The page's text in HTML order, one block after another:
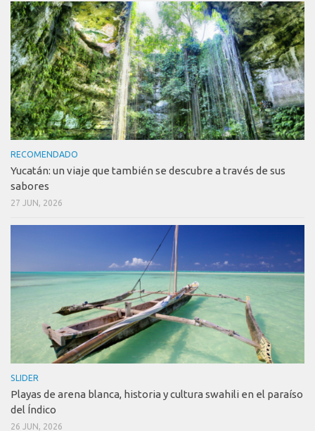
RECOMENDADO
Yucatán: un viaje que también se descubre a través de sus
sabores
27 JUN, 2026
SLIDER
Playas de arena blanca, historia y cultura swahili en el paraíso
del Índico
26 JUN, 2026